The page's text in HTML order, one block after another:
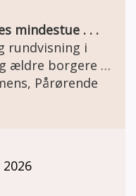
mindestue . . .
rundvisning i
ældre borgere .
og
Pårørende